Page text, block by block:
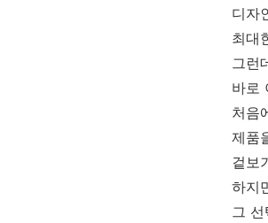
디자
최대
그런
바로
처음
제품
겉보
하지
그 선